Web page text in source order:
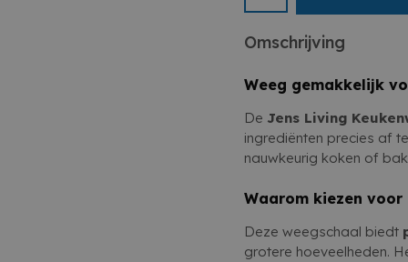
precies meten,
Omschrijving
Weeg gemakkelijk
De Jens Living
ingrediënten precies af
nauwkeurig koken of
Waarom kiezen voor
Deze weegschaal biedt
grotere hoeveelheden.